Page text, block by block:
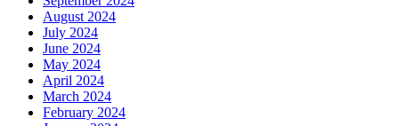
August 2024
July 2024
June 2024
May 2024
April 2024
March 2024
February 2024